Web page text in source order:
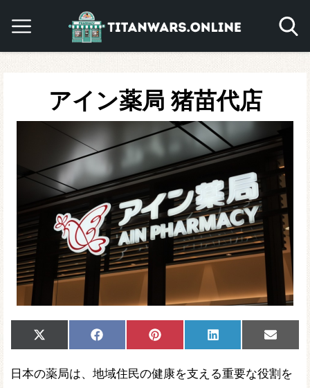
アイン薬局 猪苗代店
Share
on
X
(Twitter)
Share
on
Facebook Share
on
Pinterest Share
on
LinkedIn
Share
on
Email
日本の薬局は、地域住民の健康を支える重要な役割を